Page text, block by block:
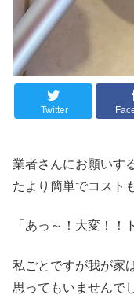
Twitter
業者さんにお願いす
たより簡単でコスト
「あっ～！大変！！
私ごとですが我が家
思ってもいませんで